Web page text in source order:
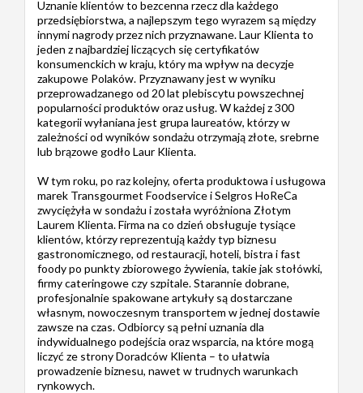
Uznanie klientów to bezcenna rzecz dla każdego
przedsiębiorstwa, a najlepszym tego wyrazem są między
innymi nagrody przez nich przyznawane. Laur Klienta to
jeden z najbardziej liczących się certyfikatów
konsumenckich w kraju, który ma wpływ na decyzje
zakupowe Polaków. Przyznawany jest w wyniku
przeprowadzanego od 20 lat plebiscytu powszechnej
popularności produktów oraz usług. W każdej z 300
kategorii wyłaniana jest grupa laureatów, którzy w
zależności od wyników sondażu otrzymają złote, srebrne
lub brązowe godło Laur Klienta.
W tym roku, po raz kolejny, oferta produktowa i usługowa
marek Transgourmet Foodservice i Selgros HoReCa
zwyciężyła w sondażu i została wyróżniona Złotym
Laurem Klienta. Firma na co dzień obsługuje tysiące
klientów, którzy reprezentują każdy typ biznesu
gastronomicznego, od restauracji, hoteli, bistra i fast
foody po punkty zbiorowego żywienia, takie jak stołówki,
firmy cateringowe czy szpitale. Starannie dobrane,
profesjonalnie spakowane artykuły są dostarczane
własnym, nowoczesnym transportem w jednej dostawie
zawsze na czas. Odbiorcy są pełni uznania dla
indywidualnego podejścia oraz wsparcia, na które mogą
liczyć ze strony Doradców Klienta – to ułatwia
prowadzenie biznesu, nawet w trudnych warunkach
rynkowych.